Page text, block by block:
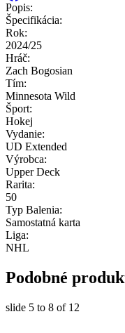
Popis:
Špecifikácia:
Rok:
2024/25
Hráč:
Zach Bogosian
Tím:
Minnesota Wild
Šport:
Hokej
Vydanie:
UD Extended
Výrobca:
Upper Deck
Rarita:
50
Typ Balenia:
Samostatná karta
Liga:
NHL
Podobné
slide 5 to 8 of 12